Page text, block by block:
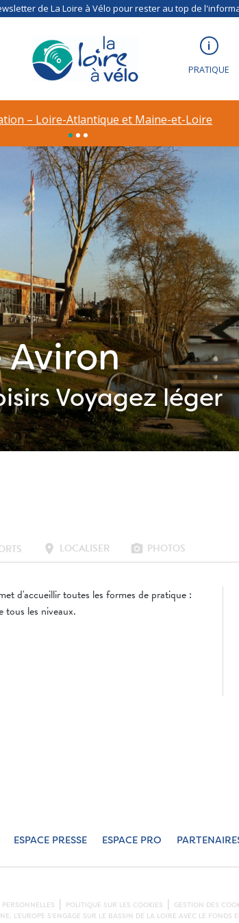
de La Loire à Vélo pour rester au top de
PRATIQUE
– Loire-Atlantique et Maine-et-Loire
Voyagez léger
location_on LOCALISER photo_camera PHOTOS
d'accueillir toutes les formes de pratique :
tous les niveaux.
ESPACE PRESSE ESPACE PRO
POLITIQUE SUR LES COOKIES GESTION DES
L'EUROPE S'ENGAGE SUR LE BASSIN DE LA LOIRE AVEC LE FONDS